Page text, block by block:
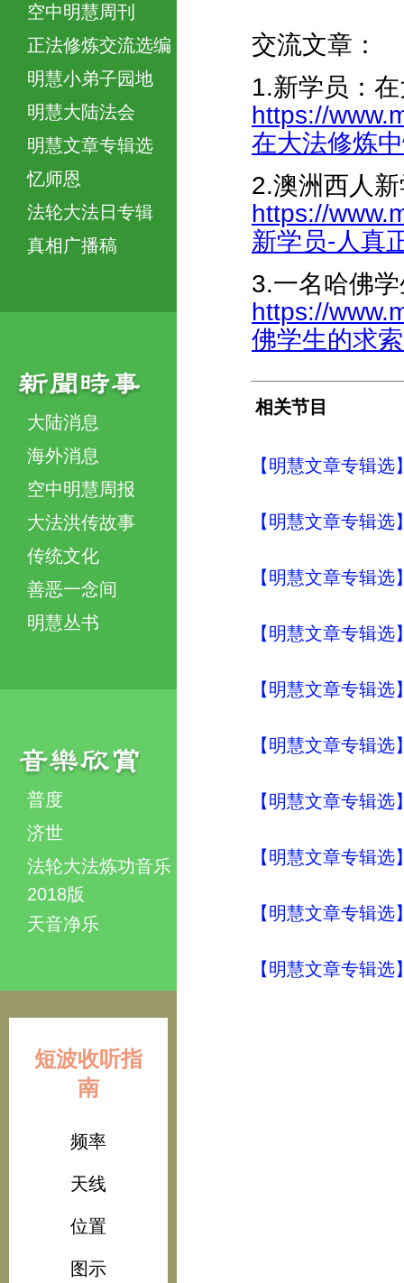
空中明慧周刊
正法修炼交流选编
明慧小弟子园地
明慧大陆法会
明慧文章专辑选
忆师恩
法轮大法日专辑
真相广播稿
大陆消息
海外消息
空中明慧周报
大法洪传故事
传统文化
善恶一念间
明慧丛书
普度
济世
法轮大法炼功音乐
2018版
天音净乐
短波收听指
南
频率
天线
位置
图示
交流文章：
1.新学员：
https://
在大法修炼
2.澳洲西人
https://
新学员-人真
3.一名哈佛
https://
佛学生的求
相关节目
【明慧文章专辑
【明慧文章专辑
【明慧文章专辑
【明慧文章专辑
【明慧文章专辑
【明慧文章专辑
【明慧文章专辑
【明慧文章专辑
【明慧文章专辑
【明慧文章专辑